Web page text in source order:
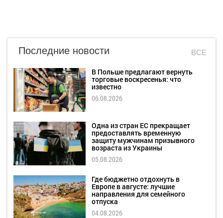
Последние новости ВСЕ
В Польше предлагают вернуть
торговые воскресенья: что
известно
06.08.2026
Одна из стран ЕС прекращает
предоставлять временную
защиту мужчинам призывного
возраста из Украины
05.08.2026
Где бюджетно отдохнуть в
Европе в августе: лучшие
направления для семейного
отпуска
04.08.2026